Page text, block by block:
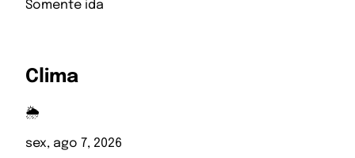
Somente ida
Clima
🌦️
sex, ago 7, 2026